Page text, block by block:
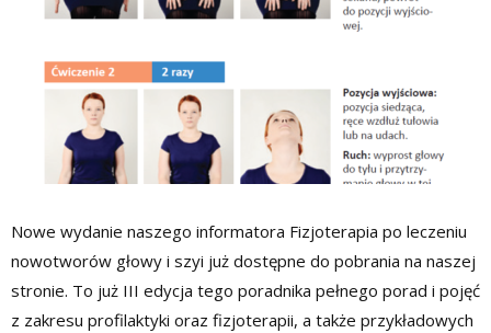
Nowe wydanie naszego informatora Fizjoterapia po leczeniu
nowotworów głowy i szyi już dostępne do pobrania na naszej
stronie. To już III edycja tego poradnika pełnego porad i pojęć
z zakresu profilaktyki oraz fizjoterapii, a także przykładowych